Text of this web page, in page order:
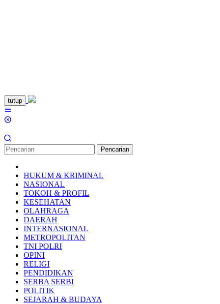
Loncat
ke
konten
tutup
Pencarian
HUKUM & KRIMINAL
NASIONAL
TOKOH & PROFIL
KESEHATAN
OLAHRAGA
DAERAH
INTERNASIONAL
METROPOLITAN
TNI POLRI
OPINI
RELIGI
PENDIDIKAN
SERBA SERBI
POLITIK
SEJARAH & BUDAYA